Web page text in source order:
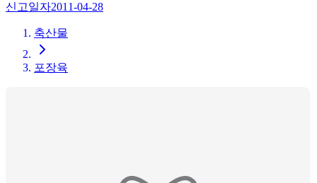
신고일자2011-04-28
축산물
포장육